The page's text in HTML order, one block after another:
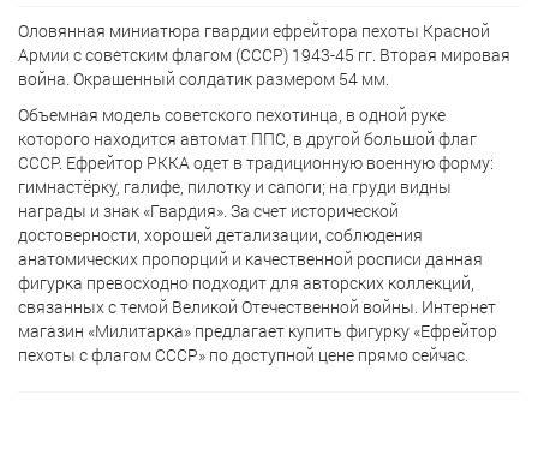
Оловянная миниатюра гвардии ефрейтора пехоты Красной
Армии с советским флагом (СССР) 1943-45 гг. Вторая мировая
война. Окрашенный солдатик размером 54 мм.
Объемная модель советского пехотинца, в одной руке
которого находится автомат ППС, в другой большой флаг
СССР. Ефрейтор РККА одет в традиционную военную форму:
гимнастёрку, галифе, пилотку и сапоги; на груди видны
награды и знак «Гвардия». За счет исторической
достоверности, хорошей детализации, соблюдения
анатомических пропорций и качественной росписи данная
фигурка превосходно подходит для авторских коллекций,
связанных с темой Великой Отечественной войны. Интернет
магазин «Милитарка» предлагает кyпить фигурку «Ефрейтор
пехоты с флагом СССР» по доступной цене прямо сейчас.